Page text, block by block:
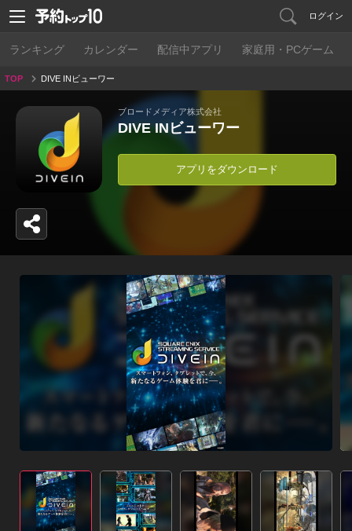
ログイン
ランキング カレンダー 配信中アプリ 家庭用・PCゲーム
TOP DIVE INビューワー
ブロードメディア株式会社
DIVE INビューワー
アプリをダウンロード